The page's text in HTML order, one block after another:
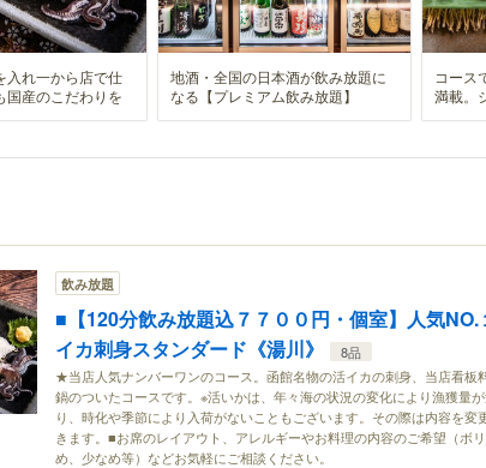
入れ一から店で仕
国産のこだわりを
地酒・全国の日本酒が飲み放題に
なる【プレミアム飲み放題】
コース
満載。
飲み放題
■【120分飲み放題込７７００円・個室】人気NO.
イカ刺身スタンダード《湯川》
8品
★当店人気ナンバーワンのコース。函館名物の活イカの刺身、当店看板
鍋のついたコースです。※活いかは、年々海の状況の変化により漁獲量
り、時化や季節により入荷がないこともございます。その際は内容を変
きます。■お席のレイアウト、アレルギーやお料理の内容のご希望（ボ
め、少なめ等）などお気軽にご相談ください。